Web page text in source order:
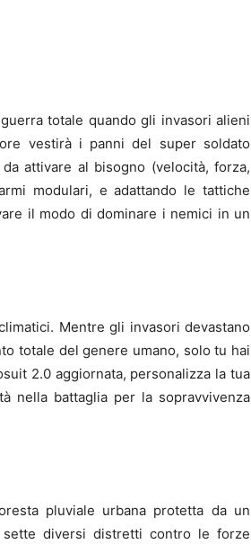
totale quando gli invasori alieni
vestirà i panni del super soldato
attivare al bisogno (velocità, forza,
modulari, e adattando le tattiche
il modo di dominare i nemici in un
Mentre gli invasori devastano
totale del genere umano, solo tu hai
2.0 aggiornata, personalizza la tua
nella battaglia per la sopravvivenza
pluviale urbana protetta da un
sette diversi distretti contro le forze